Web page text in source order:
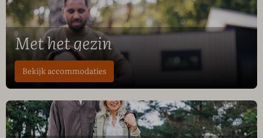
Met het gezin
Bekijk accommodaties